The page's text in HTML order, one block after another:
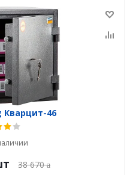
Кварцит-46
38 670